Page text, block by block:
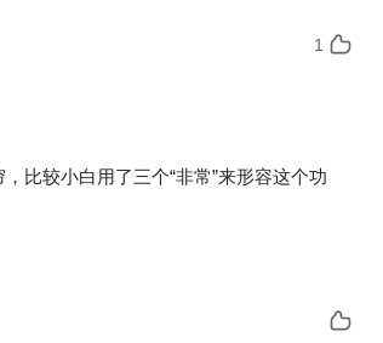
1
比较小白用了三个“非常”来形容这个功